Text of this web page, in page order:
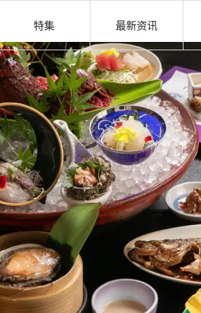
特集 最新资讯